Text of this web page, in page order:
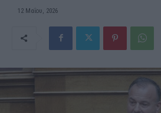
12 Μαΐου, 2026